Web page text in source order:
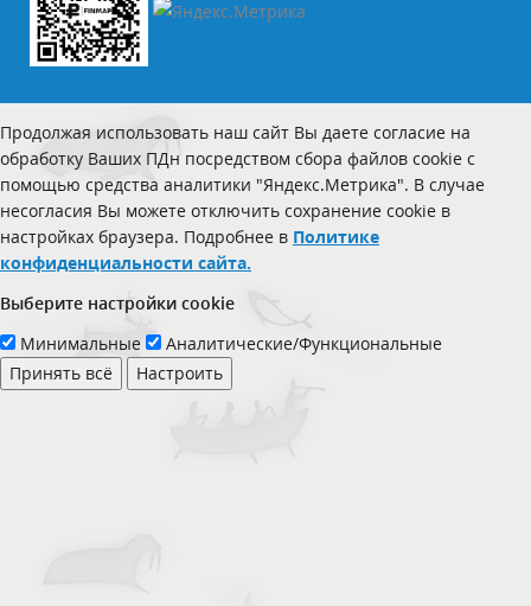
Продолжая использовать наш сайт Вы даете согласие на
обработку Ваших ПДн посредством сбора файлов cookie с
помощью средства аналитики "Яндекс.Метрика". В случае
несогласия Вы можете отключить сохранение cookie в
настройках браузера. Подробнее в Политике
конфиденциальности сайта.
Выберите настройки cookie
Минимальные
Аналитические/Функциональные
Принять всё
Настроить